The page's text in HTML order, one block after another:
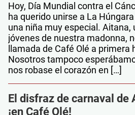
Hoy, Día Mundial contra el
ha querido unirse a La
una niña muy especial. Aitana,
jóvenes de nuestra madonna,
llamada de Café Olé a
Nosotros tampoco
nos robase el corazón en […]
El disfraz de carnaval de
¡en Café Olé!